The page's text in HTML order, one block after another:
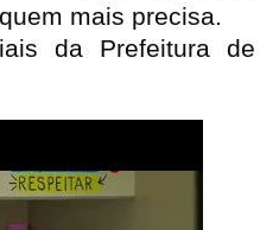
mais precisa.
da Prefeitura de